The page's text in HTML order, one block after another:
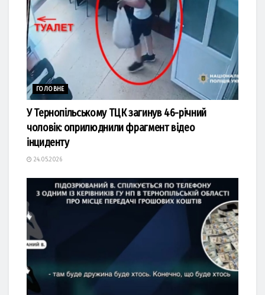
ГОЛОВНЕ
У Тернопільському ТЦК загинув 46-річний
чоловік: оприлюднили фрагмент відео
інциденту
24.05.2026